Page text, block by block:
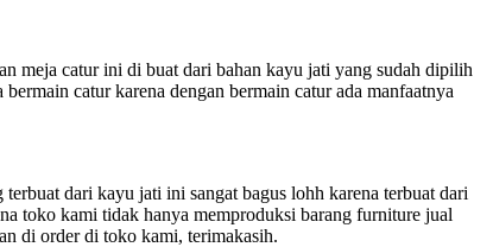
meja catur ini di buat dari bahan kayu jati yang sudah dipilih
catur karena dengan bermain catur ada manfaatnya
dari kayu jati ini sangat bagus lohh karena terbuat dari
toko kami tidak hanya memproduksi barang furniture jual
di order di toko kami, terimakasih.